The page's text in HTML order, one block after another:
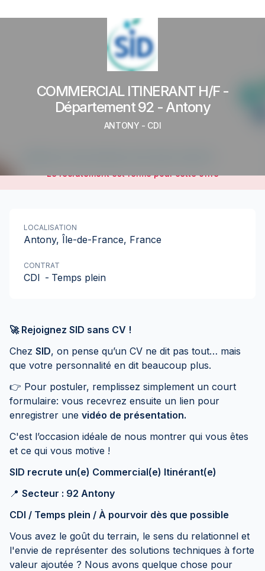
COMMERCIAL ITINERANT H/F -
Département 92 - Antony
ANTONY - CDI
Le recrutement est fermé pour cette offre
🚀 Rejoignez SID sans CV !
Chez SID, on pense qu’un CV ne dit pas tout… mais
que votre personnalité en dit beaucoup plus.
👉 Pour postuler, remplissez simplement un court
formulaire: vous recevrez ensuite un lien pour
enregistrer une vidéo de présentation.
C'est l’occasion idéale de nous montrer qui vous êtes
et ce qui vous motive !
SID recrute un(e) Commercial(e) Itinérant(e)
📍 Secteur : 92 Antony
CDI / Temps plein / À pourvoir dès que possible
Vous avez le goût du terrain, le sens du relationnel et
l'envie de représenter des solutions techniques à forte
valeur ajoutée ? Nous avons quelque chose pour
LOCALISATION
Antony, Île-de-France, France
CONTRAT
CDI - Temps plein